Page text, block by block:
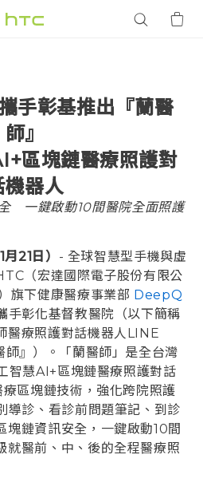
手彰基推出『蘭醫
師』
區塊鏈醫療照護對
機器人
一鍵啟動10間醫院全面照護
21日） - 全球智慧型手機與虛
（宏達國際電子股份有限公
旗下健康醫療事業部 DeepQ
手彰化基督教醫院（以下簡稱
醫療照護對話機器人LINE
』）。「蘭醫師」是全台灣
智慧AI+區塊鏈醫療照護對話
區塊鏈技術，強化跨院照護
導診、看診前問題筆記、到診
塊鏈資訊安全，一鍵啟動10間
就醫前、中、後的全程醫療照